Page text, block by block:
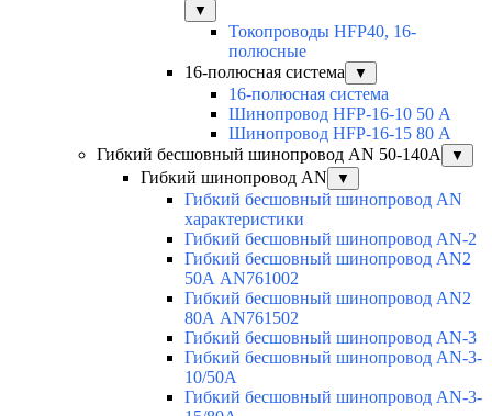
▼
Токопроводы HFP40, 16-
полюсные
16-полюсная система
▼
16-полюсная система
Шинопровод HFP-16-10 50 А
Шинопровод HFP-16-15 80 А
Гибкий бесшовный шинопровод AN 50-140А
▼
Гибкий шинопровод AN ▼
Гибкий бесшовный шинопровод AN
характеристики
Гибкий бесшовный шинопровод AN-2
Гибкий бесшовный шинопровод AN2
50А AN761002
Гибкий бесшовный шинопровод AN2
80А AN761502
Гибкий бесшовный шинопровод AN-3
Гибкий бесшовный шинопровод AN-3-
10/50A
Гибкий бесшовный шинопровод AN-3-